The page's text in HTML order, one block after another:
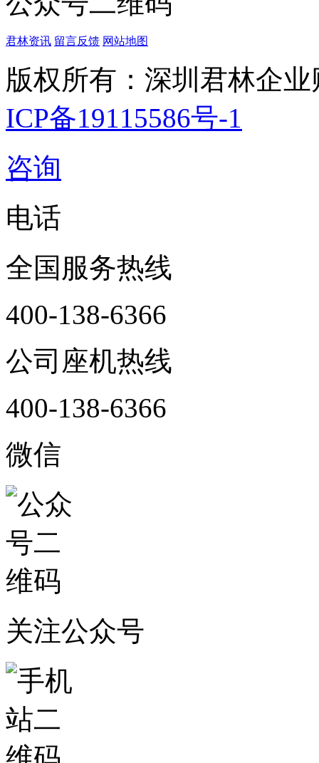
君林资讯 留言反馈 网站地图
版权所有：深圳君林企
ICP备19115586号-1
咨询
电话
全国服务热线
400-138-6366
公司座机热线
400-138-6366
微信
关注公众号